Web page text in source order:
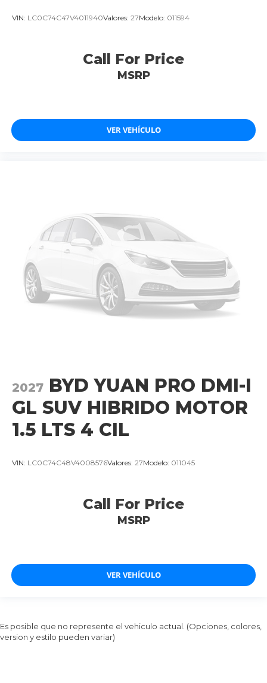
VIN: LC0C74C47V4011940Valores: 27Modelo: 011594
Call For Price
MSRP
VER VEHÍCULO
2027 BYD YUAN PRO DMI-I
GL SUV HIBRIDO MOTOR
1.5 LTS 4 CIL
VIN: LC0C74C48V4008576Valores: 27Modelo: 011045
Call For Price
MSRP
VER VEHÍCULO
Es posible que no represente el vehiculo actual. (Opciones, colores,
version y estilo pueden variar)